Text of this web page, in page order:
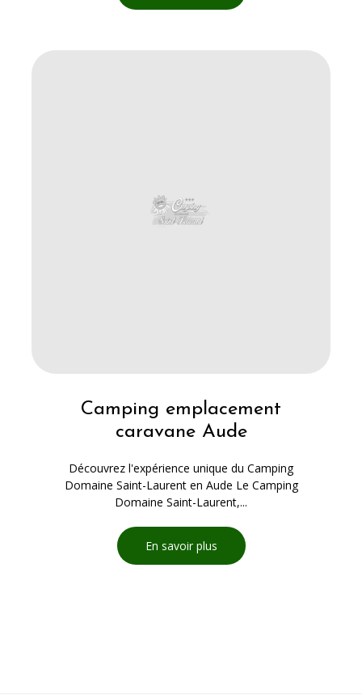
Camping emplacement
caravane Aude
Découvrez l'expérience unique du Camping
Domaine Saint-Laurent en Aude Le Camping
Domaine Saint-Laurent,...
En savoir plus